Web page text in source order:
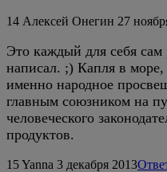
14 Алексей Онегин 27
Это каждый для себя
написал. ;) Капля в
именно народное
главным союзником на
человеческого
продуктов.
15Yanna 3 декабря 2013